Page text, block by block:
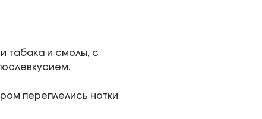
табака и смолы, с
переплелись нотки